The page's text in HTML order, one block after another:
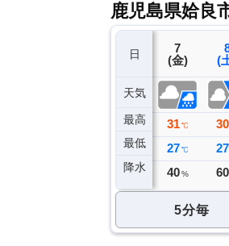
鹿児島県姶良
日
天気
最高
最低
降水
6
(木)
33℃
27℃
12 ミリ
7
(金)
31 ℃
27 ℃
40 %
(
30
27
60
5分毎